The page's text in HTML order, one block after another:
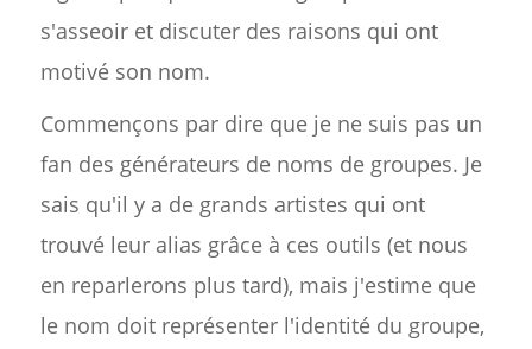
s'asseoir et discuter des raisons qui ont
motivé son nom.
Commençons par dire que je ne suis pas un
fan des générateurs de noms de groupes. Je
sais qu'il y a de grands artistes qui ont
trouvé leur alias grâce à ces outils (et nous
en reparlerons plus tard), mais j'estime que
le nom doit représenter l'identité du groupe,